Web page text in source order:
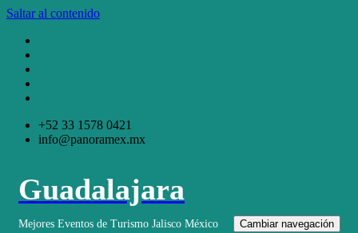
Saltar al contenido
+52 33 1578 0421
info@panoramex.mx
Guadalajara
Mejores Eventos de Turismo Jalisco México Cambiar navegación